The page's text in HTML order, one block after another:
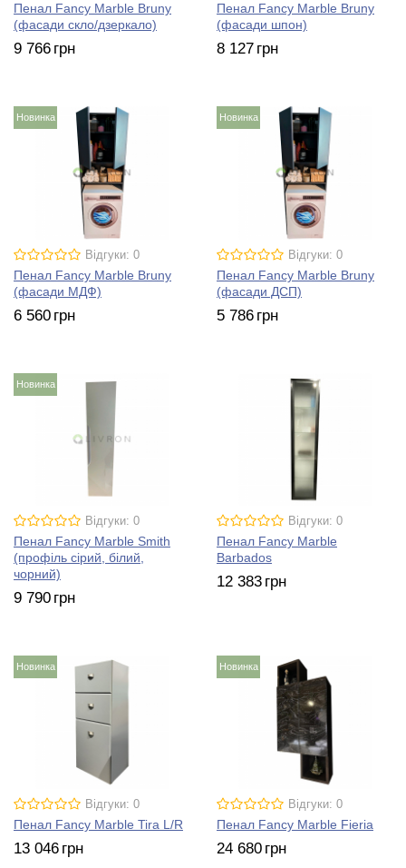
Пенал Fancy Marble Bruny
(фасади скло/дзеркало)
9 766 грн
Пенал Fancy Marble Bruny
(фасади шпон)
8 127 грн
Новинка
Відгуки: 0
Пенал Fancy Marble Bruny
(фасади МДФ)
6 560 грн
Новинка
Відгуки: 0
Пенал Fancy Marble Bruny
(фасади ДСП)
5 786 грн
Новинка
Відгуки: 0
Пенал Fancy Marble Smith
(профіль сірий, білий,
чорний)
9 790 грн
Відгуки: 0
Пенал Fancy Marble
Barbados
12 383 грн
Новинка
Відгуки: 0
Пенал Fancy Marble Tira L/R
13 046 грн
Новинка
Відгуки: 0
Пенал Fancy Marble Fieria
24 680 грн